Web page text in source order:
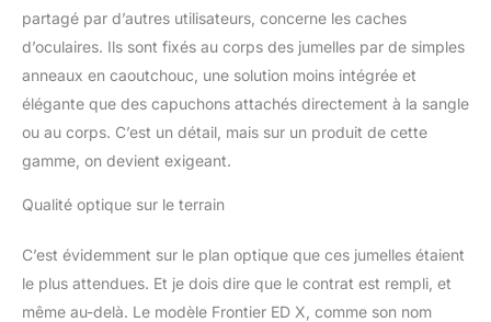
partagé par d’autres utilisateurs, concerne les caches
d’oculaires. Ils sont fixés au corps des jumelles par de simples
anneaux en caoutchouc, une solution moins intégrée et
élégante que des capuchons attachés directement à la sangle
ou au corps. C’est un détail, mais sur un produit de cette
gamme, on devient exigeant.
Qualité optique sur le terrain
C’est évidemment sur le plan optique que ces jumelles étaient
le plus attendues. Et je dois dire que le contrat est rempli, et
même au-delà. Le modèle Frontier ED X, comme son nom